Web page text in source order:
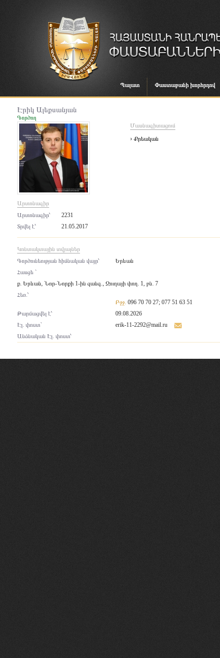
Պալատ Փաստաբանի խորհրդով
Էրիկ Ալեքսանյան
Գործող
Արտոնագիր
Արտոնագիր՝
2231
Տրվել է՝
21.05.2017
Մասնագիտացում
› Քրեական
Կոնտակտային տվյալներ
Գործունեության հիմնական վայր՝
Երևան
Հասցե `
ք. Երևան, Նոր-Նորքի 1-ին զանգ., Ջուղայի փող. 1, բն. 7
Հեռ.՝
Բջջ. 096 70 70 27; 077 51 63 51
Թարմացվել է՝
09.08.2026
Էլ. փոստ`
erik-11-2292@mail.ru
Անձնական Էլ. փոստ՝